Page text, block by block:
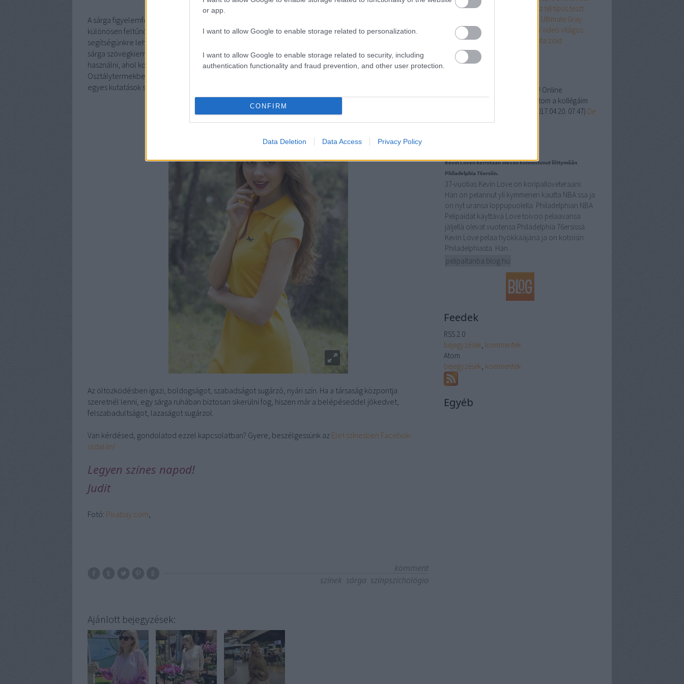
or app.
I want to allow Google to enable storage related to personalization.
I want to allow Google to enable storage related to security, including
authentication functionality and fraud prevention, and other user protection.
CONFIRM
Data Deletion Data Access Privacy Policy
A sárga figyelemfelkeltő szín, ezért kapták a taxik sok városban ezt az árnyalatot. Fekete háttér előtt
különösen feltűnő, így figyelmeztetéseknél sokszor használják ezt a színkombinációt. Tanulásnál is a
segítségünkre lehet, mert amit sárgán látunk, azt könnyebben megjegyezzük. Épp ezért érdemes
sárga szövegkiemelő filcet használni, vagy sárga cetlikre jegyzetelni. Olyan munkahelyeken jó
használni, ahol koncentrációra, szervezettségre, és jó adag kíváncsiságra is szükség lehet.
Osztálytermekben is jó szolgálatot tesz.Túlzott használata viszont zavaró lehet, a kisbabák például
egyes kutatások szerint többet sírnak sárga szobában.
Az öltözködésben igazi, boldogságot, szabadságot sugárzó, nyári szín. Ha a társaság központja
szeretnél lenni, egy sárga ruhában biztosan sikerülni fog, hiszen már a belépéseddel jókedvet,
felszabadultságot, lazaságot sugárzol.
Van kérdésed, gondolatod ezzel kapcsolatban? Gyere, beszélgessünk az Élet színesben Facebok-
oldalán!
Legyen színes napod!
Judit
Fotó: Pixabay.com,
komment
színek sárga színpszichológia
Ajánlott bejegyzések:
típustéltél nyár tél tavasz tél típusteszt
Ultimate Gray
ünneputazás VeryPeri videó világos
nyárvilágos tavasz Viva Magenta zöld
Címkefelhő
cirrmurr: köszönöm! Online
Távmunkás: én pont nem ezt látom a kollégáim
2017.04.20. 07:47) De
mégis, mit csinál egy coach?
Kevin Loven kerrotaan olevan kiinnostunut liittymään
Philadelphia 76ersiin.
37-vuotias Kevin Love on koripalloveteraani.
Hän on pelannut yli kymmenen kautta NBA:ssa ja
on nyt uransa loppupuolella. Philadelphian NBA
Pelipaidat käyttävä Love toivoo pelaavansa
jäljellä olevat vuotensa Philadelphia 76ersissä.
Kevin Love pelaa hyökkääjänä ja on kotoisin
Philadelphiasta. Hän…
pelipaitanba.blog.hu
Feedek
RSS 2.0
bejegyzések, kommentek
Atom
bejegyzések, kommentek
Egyéb